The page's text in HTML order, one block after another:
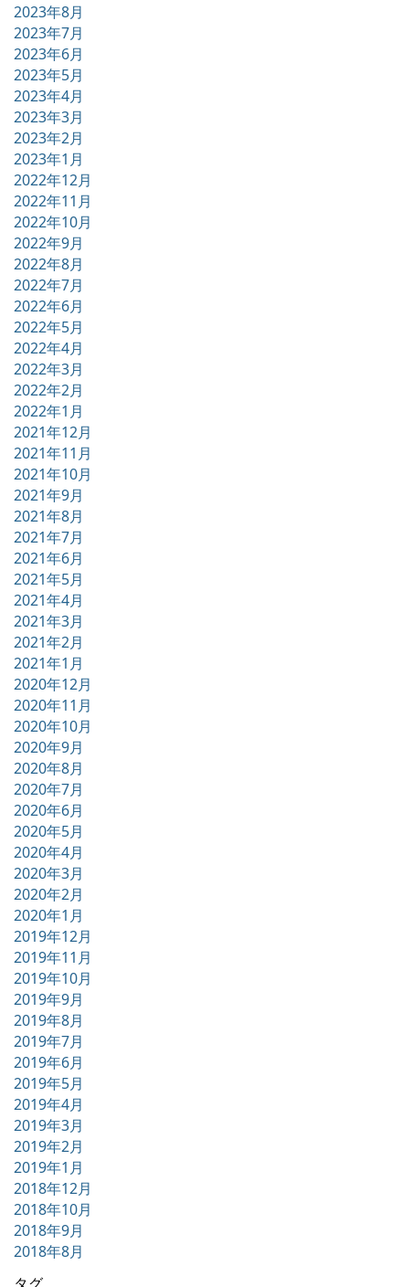
2023年8月
2023年7月
2023年6月
2023年5月
2023年4月
2023年3月
2023年2月
2023年1月
2022年12月
2022年11月
2022年10月
2022年9月
2022年8月
2022年7月
2022年6月
2022年5月
2022年4月
2022年3月
2022年2月
2022年1月
2021年12月
2021年11月
2021年10月
2021年9月
2021年8月
2021年7月
2021年6月
2021年5月
2021年4月
2021年3月
2021年2月
2021年1月
2020年12月
2020年11月
2020年10月
2020年9月
2020年8月
2020年7月
2020年6月
2020年5月
2020年4月
2020年3月
2020年2月
2020年1月
2019年12月
2019年11月
2019年10月
2019年9月
2019年8月
2019年7月
2019年6月
2019年5月
2019年4月
2019年3月
2019年2月
2019年1月
2018年12月
2018年10月
2018年9月
2018年8月